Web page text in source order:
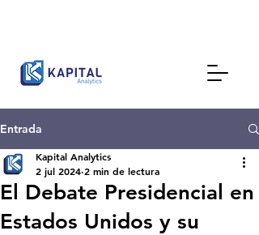
Entrada
El Debate Presidencial en
Estados Unidos y su
Kapital Analytics
2 jul 2024 2 min de lectura